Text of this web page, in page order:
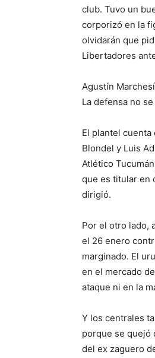
club. Tuvo un
corporizó en la
olvidarán que
Libertadores
Agustín
La defensa no
El plantel
Blondel y Luis
Atlético
que es titular en
dirigió.
Por el otro lado,
el 26 enero
marginado. El
en el mercado
ataque ni en la
Y los centrales
porque se quejó
del ex zaguero